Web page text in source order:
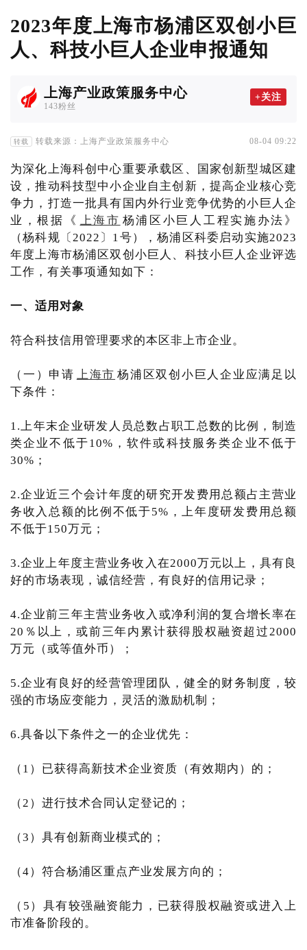
2023年度上海市杨浦区双创小巨
人、科技小巨人企业申报通知
上海产业政策服务中心
143粉丝
+关注
转载 转载来源：上海产业政策服务中心 08-04 09:22
为深化上海科创中心重要承载区、国家创新型城区建
设，推动科技型中小企业自主创新，提高企业核心竞
争力，打造一批具有国内外行业竞争优势的小巨人企
业，根据《 上海市 杨浦区小巨人工程实施办法》
（杨科规〔2022〕1号），杨浦区科委启动实施2023
年度上海市杨浦区双创小巨人、科技小巨人企业评选
工作，有关事项通知如下：
一、适用对象
符合科技信用管理要求的本区非上市企业。
（一）申请 上海市 杨浦区双创小巨人企业应满足以
下条件：
1.上年末企业研发人员总数占职工总数的比例，制造
类企业不低于10%，软件或科技服务类企业不低于
30%；
2.企业近三个会计年度的研究开发费用总额占主营业
务收入总额的比例不低于5%，上年度研发费用总额
不低于150万元；
3.企业上年度主营业务收入在2000万元以上，具有良
好的市场表现，诚信经营，有良好的信用记录；
4.企业前三年主营业务收入或净利润的复合增长率在
20％以上，或前三年内累计获得股权融资超过2000
万元（或等值外币）；
5.企业有良好的经营管理团队，健全的财务制度，较
强的市场应变能力，灵活的激励机制；
6.具备以下条件之一的企业优先：
（1）已获得高新技术企业资质（有效期内）的；
（2）进行技术合同认定登记的；
（3）具有创新商业模式的；
（4）符合杨浦区重点产业发展方向的；
（5）具有较强融资能力，已获得股权融资或进入上
市准备阶段的。